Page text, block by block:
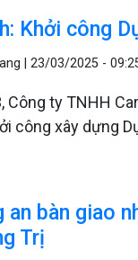
Khởi công
|23/03/2025 -
Công ty TNHH
công xây dựng
an bàn giao
Trị